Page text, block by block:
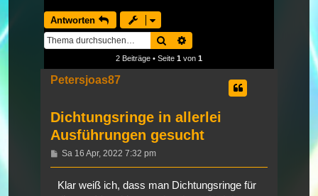
Antworten
Suche
2 Beiträge • Seite 1 von 1
Petersjoas87
Dichtungsringe in allerlei
Ausführungen gesucht
Beitrag
Sa 16 Apr, 2022 7:32 pm
Klar weiß ich, dass man Dichtungsringe für